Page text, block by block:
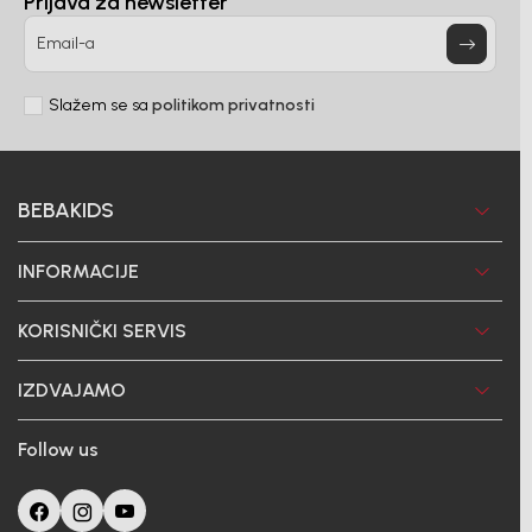
DODAJ U KORPU
Email-a
Slažem se sa politikom privatnosti
BEBAKIDS
INFORMACIJE
KORISNIČKI SERVIS
IZDVAJAMO
Follow us